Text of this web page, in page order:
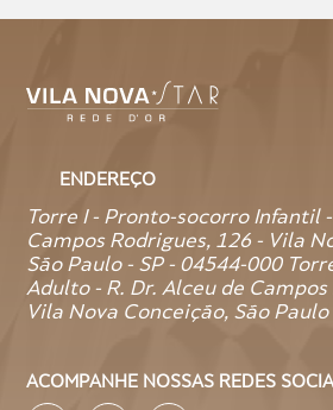
ENDEREÇO
Torre I - Pronto-socorro Infantil
Campos Rodrigues, 126 - Vila
São Paulo - SP - 04544-000
Adulto - R. Dr. Alceu de
Vila Nova Conceição, São
ACOMPANHE NOSSAS REDES